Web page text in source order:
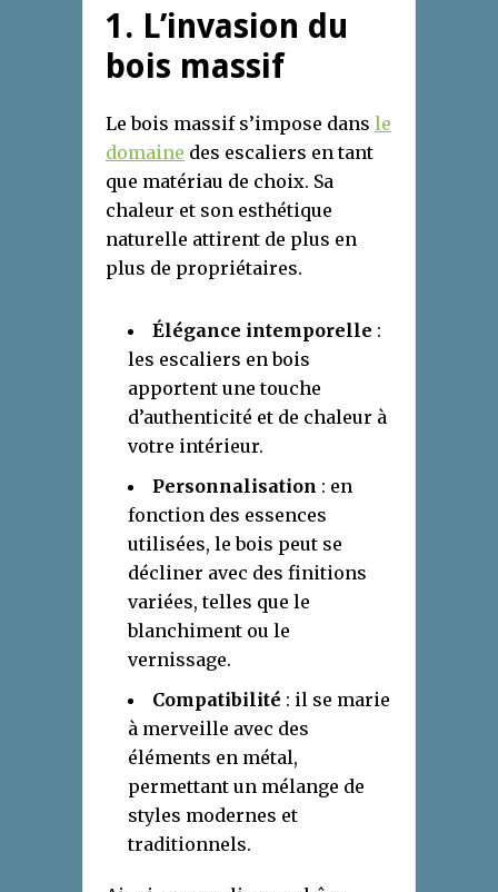
1. L’invasion du
bois massif
Le bois massif s’impose dans le
domaine des escaliers en tant
que matériau de choix. Sa
chaleur et son esthétique
naturelle attirent de plus en
plus de propriétaires.
Élégance intemporelle :
les escaliers en bois
apportent une touche
d’authenticité et de chaleur à
votre intérieur.
Personnalisation : en
fonction des essences
utilisées, le bois peut se
décliner avec des finitions
variées, telles que le
blanchiment ou le
vernissage.
Compatibilité : il se marie
à merveille avec des
éléments en métal,
permettant un mélange de
styles modernes et
traditionnels.